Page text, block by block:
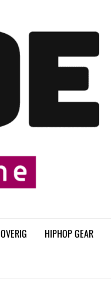
OVERIG HIPHOP GEAR